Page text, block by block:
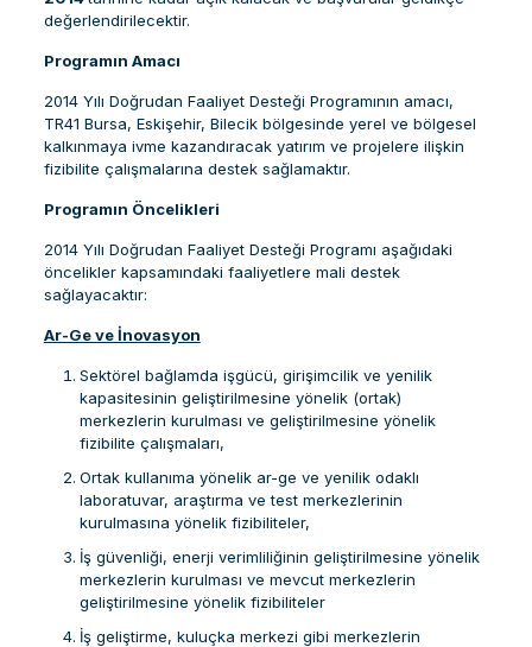
değerlendirilecektir.
Programın Amacı
2014 Yılı Doğrudan Faaliyet Desteği Programının amacı,
TR41 Bursa, Eskişehir, Bilecik bölgesinde yerel ve bölgesel
kalkınmaya ivme kazandıracak yatırım ve projelere ilişkin
fizibilite çalışmalarına destek sağlamaktır.
Programın Öncelikleri
2014 Yılı Doğrudan Faaliyet Desteği Programı aşağıdaki
öncelikler kapsamındaki faaliyetlere mali destek
sağlayacaktır:
Ar-Ge ve İnovasyon
Sektörel bağlamda işgücü, girişimcilik ve yenilik
kapasitesinin geliştirilmesine yönelik (ortak)
merkezlerin kurulması ve geliştirilmesine yönelik
fizibilite çalışmaları,
Ortak kullanıma yönelik ar-ge ve yenilik odaklı
laboratuvar, araştırma ve test merkezlerinin
kurulmasına yönelik fizibiliteler,
İş güvenliği, enerji verimliliğinin geliştirilmesine yönelik
merkezlerin kurulması ve mevcut merkezlerin
geliştirilmesine yönelik fizibiliteler
İş geliştirme, kuluçka merkezi gibi merkezlerin